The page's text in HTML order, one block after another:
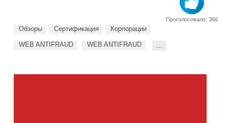
Проголосовало: 366
Обзоры Сертификация Корпорации
WEB ANTIFRAUD WEB ANTIFRAUD ...